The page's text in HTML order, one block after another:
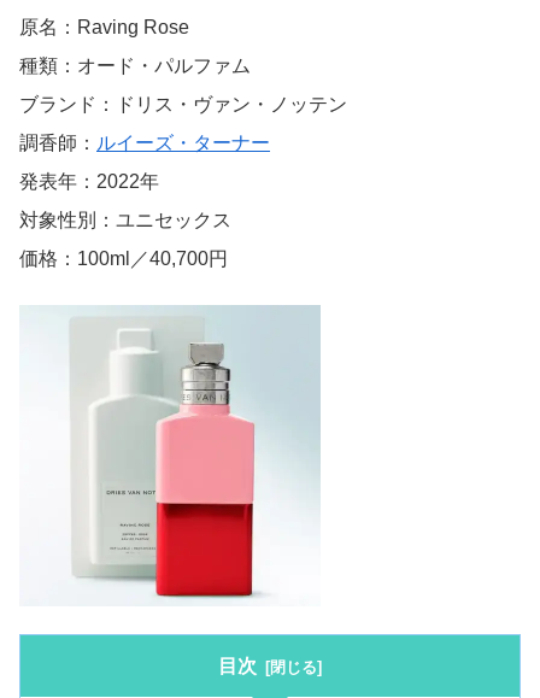
原名：Raving Rose
種類：オード・パルファム
ブランド：ドリス・ヴァン・ノッテン
調香師： ルイーズ・ターナー
発表年：2022年
対象性別：ユニセックス
価格：100ml／40,700円
目次